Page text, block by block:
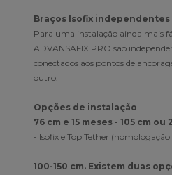
Braços Isofix independentes
Para uma instalação ainda mais
ADVANSAFIX PRO são
conectados aos pontos de
outro.
Opções de instalação
76 cm e 15 meses - 105 cm ou
- Isofix e Top Tether
100-150 cm. Existem duas